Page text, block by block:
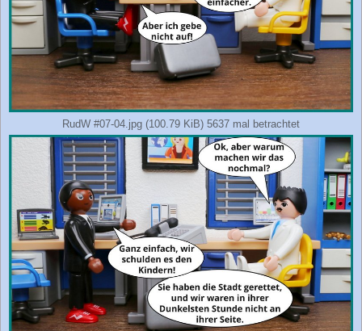
RudW #07-04.jpg (100.79 KiB) 5637 mal betrachtet